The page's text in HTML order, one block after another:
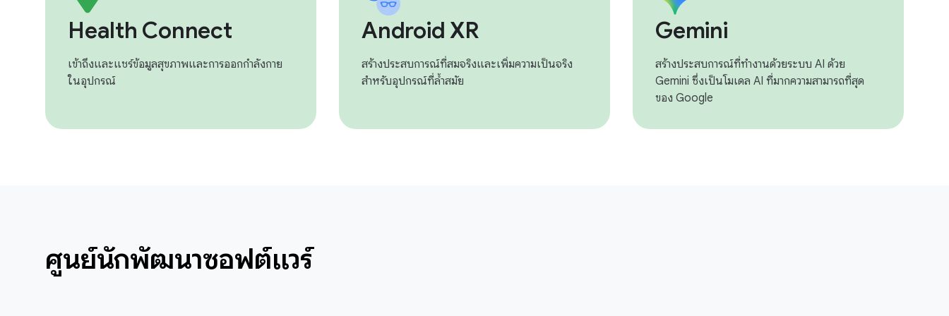
Health Connect
เข้าถึงและแชร์ข้อมูลสุขภาพและการออกกำลังกาย
ในอุปกรณ์
Android XR
สร้างประสบการณ์ที่สมจริงและเพิ่มความเป็นจริง
สำหรับอุปกรณ์ที่ล้ำสมัย
Gemini
สร้างประสบการณ์ที่ทำงานด้วยระบบ AI ด้วย
Gemini ซึ่งเป็นโมเดล AI ที่มากความสามารถที่สุด
ของ Google
ศูนย์นักพัฒนาซอฟต์แวร์